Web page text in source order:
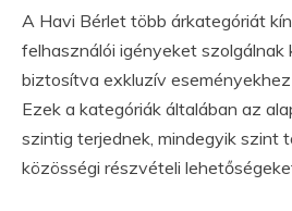
A Havi Bérlet több árkategóriát
felhasználói igényeket szolgálnak
biztosítva exkluzív
Ezek a kategóriák általában az
szintig terjednek, mindegyik szint
közösségi részvételi